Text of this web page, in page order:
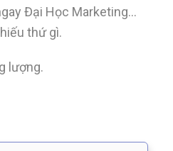
Đại Học Marketing…
thứ gì.
lượng.